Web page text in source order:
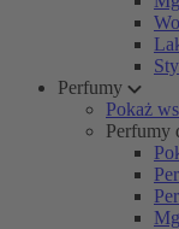
Perfumy
Pokaż
Perfumy